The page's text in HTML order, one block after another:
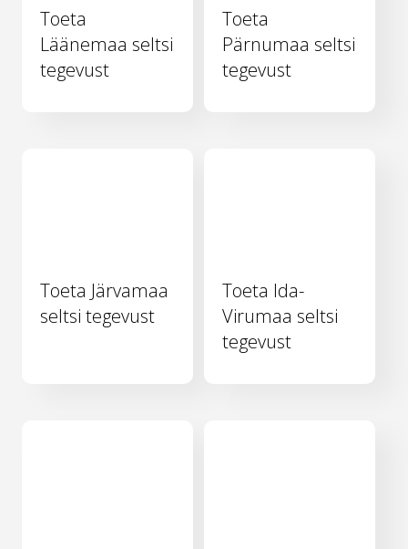
Toeta
Läänemaa seltsi
tegevust
Toeta
Pärnumaa seltsi
tegevust
Toeta Järvamaa
seltsi tegevust
Toeta Ida-
Virumaa seltsi
tegevust